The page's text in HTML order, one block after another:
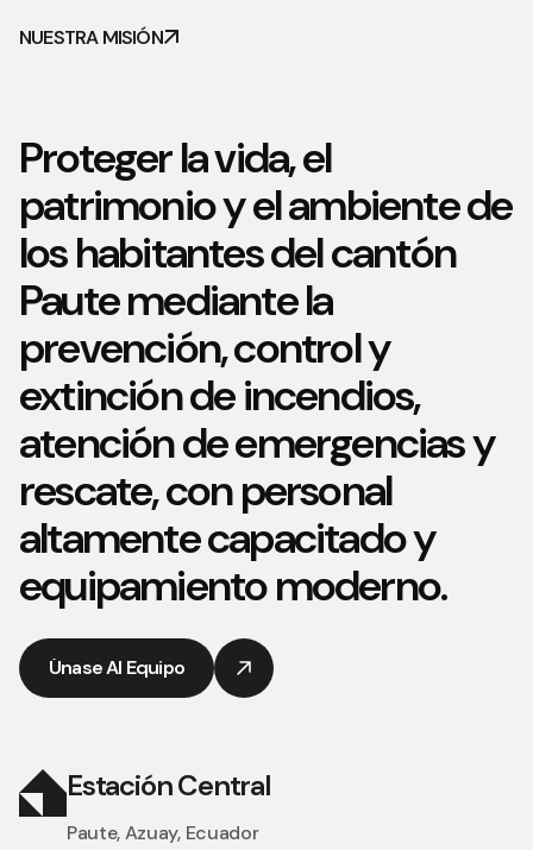
NUESTRA MISIÓN
Proteger la vida, el
patrimonio y el ambiente de
los habitantes del cantón
Paute mediante la
prevención, control y
extinción de incendios,
atención de emergencias y
rescate, con personal
altamente capacitado y
equipamiento moderno.
Únase Al Equipo
Únase Al Equipo
Estación Central
Paute, Azuay, Ecuador